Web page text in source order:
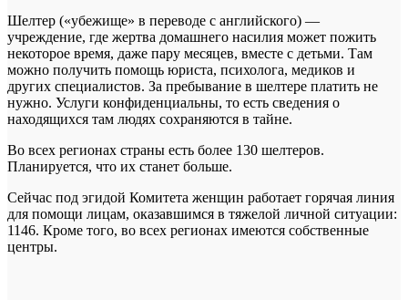
Шелтер («убежище» в переводе с английского) —
учреждение, где жертва домашнего насилия может пожить
некоторое время, даже пару месяцев, вместе с детьми. Там
можно получить помощь юриста, психолога, медиков и
других специалистов. За пребывание в шелтере платить не
нужно. Услуги конфиденциальны, то есть сведения о
находящихся там людях сохраняются в тайне.
Во всех регионах страны есть более 130 шелтеров.
Планируется, что их станет больше.
Сейчас под эгидой Комитета женщин работает горячая линия
для помощи лицам, оказавшимся в тяжелой личной ситуации:
1146. Кроме того, во всех регионах имеются собственные
центры.